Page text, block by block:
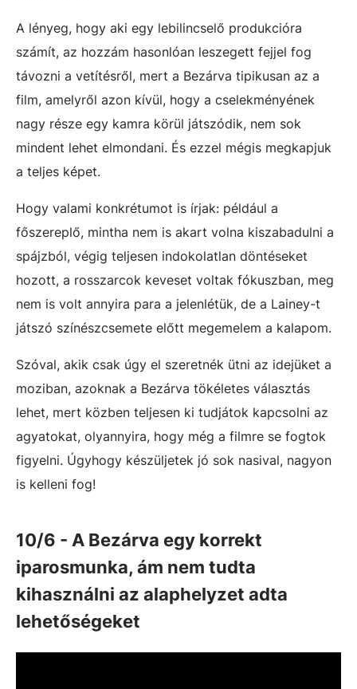
A lényeg, hogy aki egy lebilincselő produkcióra
számít, az hozzám hasonlóan leszegett fejjel fog
távozni a vetítésről, mert a Bezárva tipikusan az a
film, amelyről azon kívül, hogy a cselekményének
nagy része egy kamra körül játszódik, nem sok
mindent lehet elmondani. És ezzel mégis megkapjuk
a teljes képet.
Hogy valami konkrétumot is írjak: például a
főszereplő, mintha nem is akart volna kiszabadulni a
spájzból, végig teljesen indokolatlan döntéseket
hozott, a rosszarcok keveset voltak fókuszban, meg
nem is volt annyira para a jelenlétük, de a Lainey-t
játszó színészcsemete előtt megemelem a kalapom.
Szóval, akik csak úgy el szeretnék ütni az idejüket a
moziban, azoknak a Bezárva tökéletes választás
lehet, mert közben teljesen ki tudjátok kapcsolni az
agyatokat, olyannyira, hogy még a filmre se fogtok
figyelni. Úgyhogy készüljetek jó sok nasival, nagyon
is kelleni fog!
10/6 - A Bezárva egy korrekt
iparosmunka, ám nem tudta
kihasználni az alaphelyzet adta
lehetőségeket